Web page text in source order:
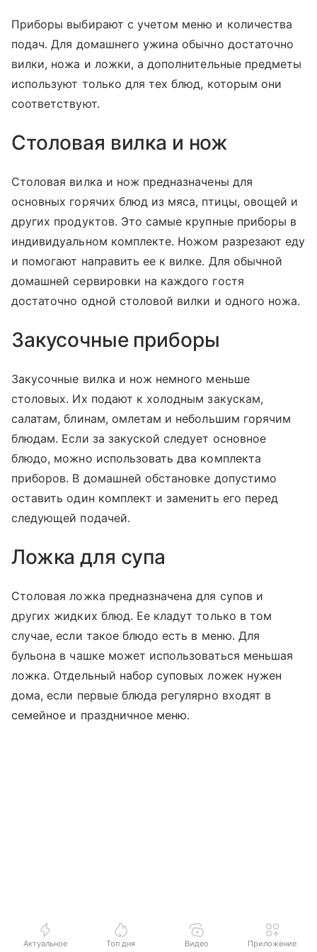
Приборы выбирают с учетом меню и количества
подач. Для домашнего ужина обычно достаточно
вилки, ножа и ложки, а дополнительные предметы
используют только для тех блюд, которым они
соответствуют.
Столовая вилка и нож
Столовая вилка и нож предназначены для
основных горячих блюд из мяса, птицы, овощей и
других продуктов. Это самые крупные приборы в
индивидуальном комплекте. Ножом разрезают еду
и помогают направить ее к вилке. Для обычной
домашней сервировки на каждого гостя
достаточно одной столовой вилки и одного ножа.
Закусочные приборы
Закусочные вилка и нож немного меньше
столовых. Их подают к холодным закускам,
салатам, блинам, омлетам и небольшим горячим
блюдам. Если за закуской следует основное
блюдо, можно использовать два комплекта
приборов. В домашней обстановке допустимо
оставить один комплект и заменить его перед
следующей подачей.
Ложка для супа
Столовая ложка предназначена для супов и
других жидких блюд. Ее кладут только в том
случае, если такое блюдо есть в меню. Для
бульона в чашке может использоваться меньшая
ложка. Отдельный набор суповых ложек нужен
дома, если первые блюда регулярно входят в
семейное и праздничное меню.
Актуальное Топ дня Видео Приложение